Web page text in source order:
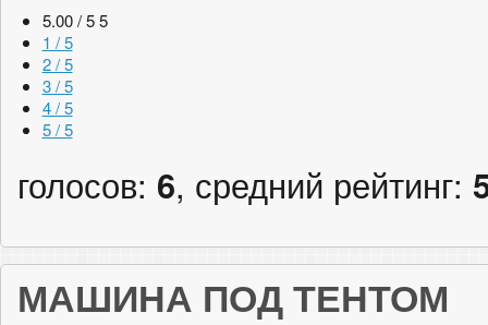
5.00 / 5 5
1 / 5
2 / 5
3 / 5
4 / 5
5 / 5
голосов: 6, средний рейтинг:
МАШИНА ПОД ТЕНТОМ